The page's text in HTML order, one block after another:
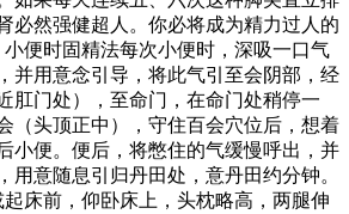
必然强健超人。你必将成为精力过人的
便时固精法每次小便时，深吸一口气
并用意念引导，将此气引至会阴部，经
肛门处），至命门，在命门处稍停一
（头顶正中），守住百会穴位后，想着
小便。便后，将憋住的气缓慢呼出，并
用意随息引归丹田处，意丹田约分钟。
床前，仰卧床上，头枕略高，两腿伸